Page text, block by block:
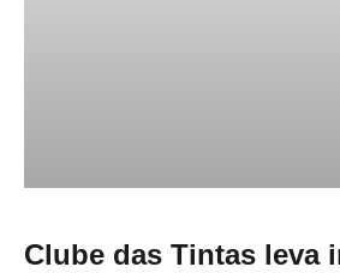
Clube das Tintas leva